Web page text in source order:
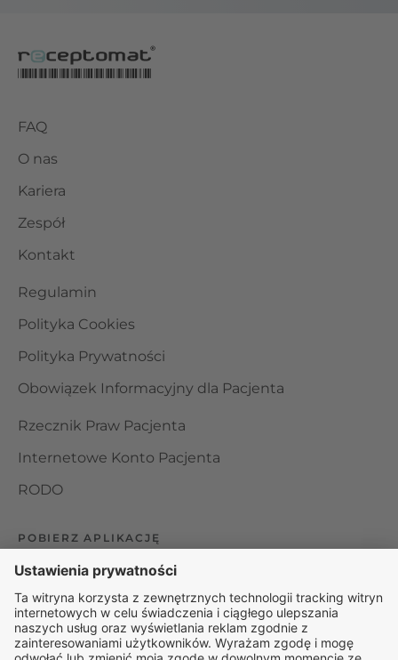
FAQ
O nas
Kariera
Zespół
Kontakt
Regulamin
Polityka Cookies
Polityka Prywatności
Obowiązek Informacyjny dla Pacjenta
Rzecznik Praw Pacjenta
Internetowe Konto Pacjenta
RODO
POBIERZ APLIKACJĘ
Organizator udzielania świadczeń telemedycznych jest
podmiotem leczniczym w rozumieniu ustawy z dnia 15